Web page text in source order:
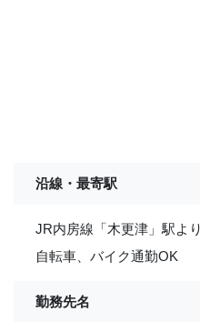
沿線・最寄駅
JR内房線「木更津」駅よ
自転車、バイク通勤OK
勤務先名